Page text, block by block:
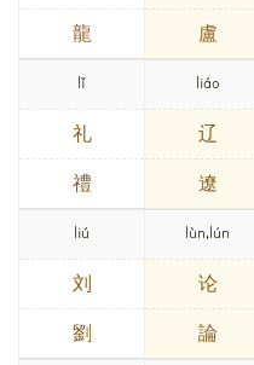
龍 盧
lǐ
礼
禮
liáo
辽
遼
liú
刘
劉
lùn,lún
论
論